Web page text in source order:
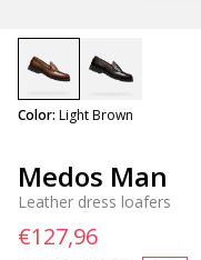
Medos Man
Leather dress loafers
€127,96
Color: Light Brown
selected